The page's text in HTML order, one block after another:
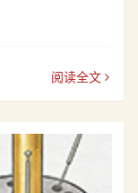
阅读全文